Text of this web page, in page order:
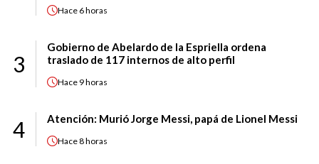
Hace 6 horas
3
Gobierno de Abelardo de la Espriella ordena
traslado de 117 internos de alto perfil
Hace 9 horas
4 Atención: Murió Jorge Messi, papá de Lionel Messi
Hace8 horas